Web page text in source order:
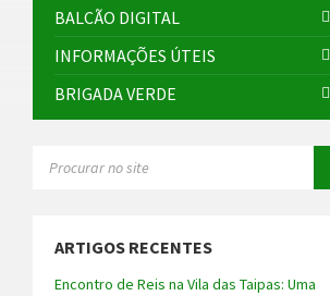
BALCÃO DIGITAL
INFORMAÇÕES ÚTEIS
BRIGADA VERDE
ARTIGOS RECENTES
Encontro de Reis na Vila das Taipas: Uma